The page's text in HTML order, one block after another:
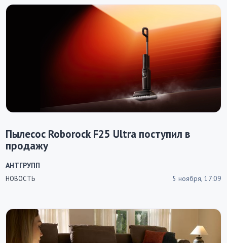
Пылесос Roborock F25 Ultra поступил в
продажу
НОВОСТЬ 5 ноября, 17:09
АНТГРУПП